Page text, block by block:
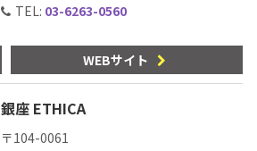
TEL: 03-6263-0560
WEBサイト
銀座 ETHICA
〒104-0061